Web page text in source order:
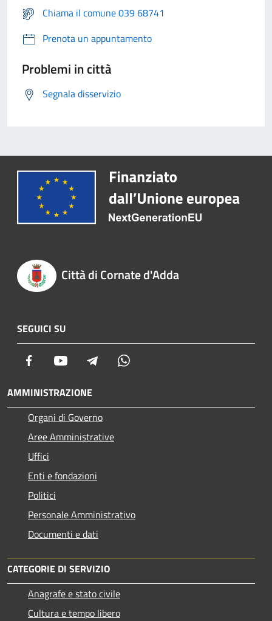
Chiama il comune 039 68741
Prenota un appuntamento
Problemi in città
Segnala disservizio
Città di Cornate d'Adda
SEGUICI SU
Facebook Youtube Telegram
AMMINISTRAZIONE
Organi di Governo
Aree Amministrative
Uffici
Enti e fondazioni
Politici
Personale Amministrativo
Documenti e dati
CATEGORIE DI SERVIZIO
Anagrafe e stato civile
Cultura e tempo libero